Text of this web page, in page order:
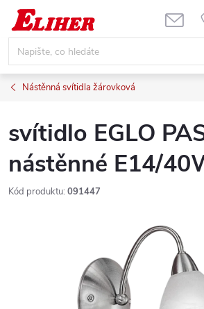
Přejít
obsah
Nástěnná svítidla žárovková
svítidlo EGLO
nástěnné E14/
Kód produktu: 091447